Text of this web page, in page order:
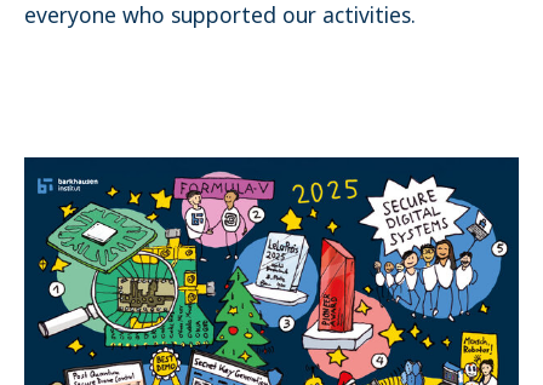
everyone who supported our activities.
Matomo
Name:
_pk_id.1.4143
Cookie duration:
1 Year
Matomo
Name: